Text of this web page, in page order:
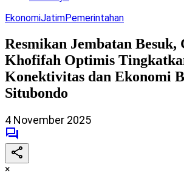
EkonomiJatimPemerintahan
Resmikan Jembatan
Khofifah Optimis
Konektivitas dan Ekonomi
Situbondo
4 November 2025
×